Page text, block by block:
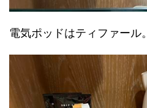
電気ポッドはティファール。